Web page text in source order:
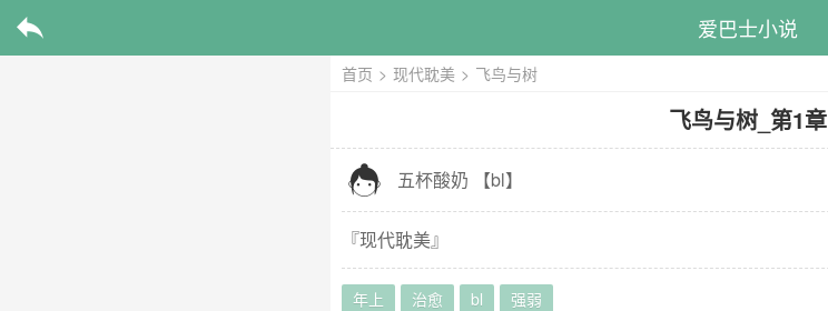
 爱巴士小说
首页 > 现代耽美 > 飞鸟与树
飞鸟与树 第1章
 五杯酸奶 【bl】
『现代耽美』
年上 治愈 bl 强弱